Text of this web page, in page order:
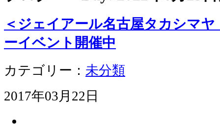
＜ジェイアール名古屋タカシマ
ーイベント開催中
カテゴリー： 未分類
2017年03月22日